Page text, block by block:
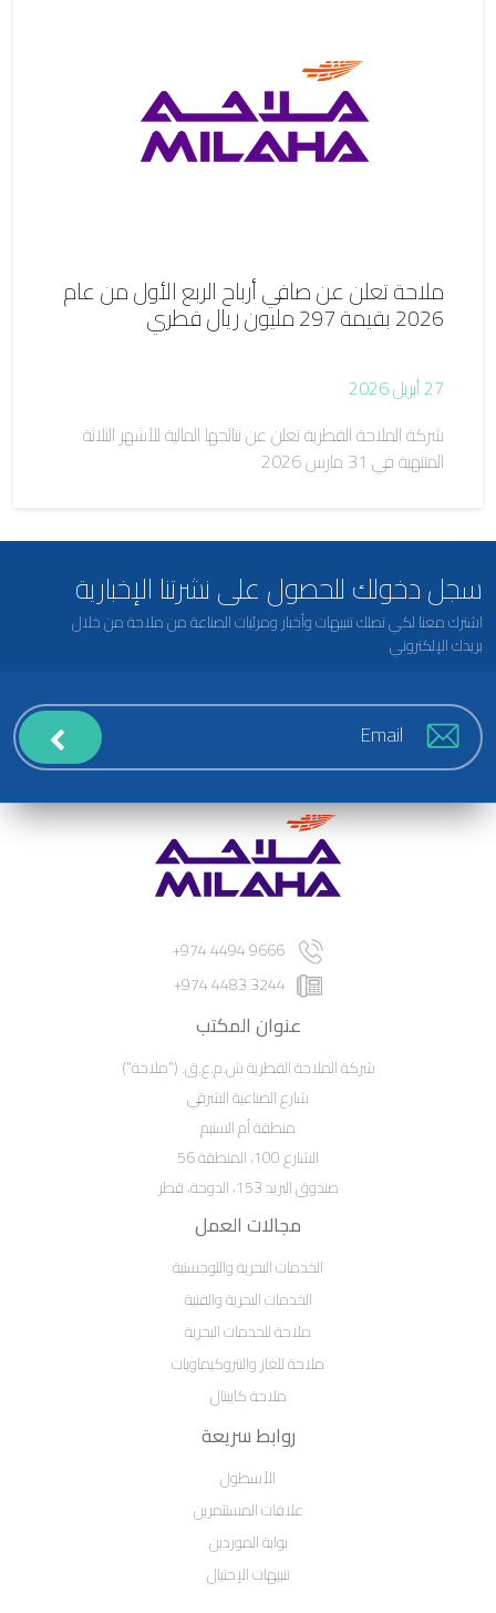
ملاحة تعلن عن صافي أرباح الربع الأول من عام
2026 بقيمة 297 مليون ريال قطري
27 أبريل 2026
شركة الملاحة القطرية تعلن عن نتائجها المالية للأشهر الثلاثة
المنتهية في 31 مارس 2026
سجل دخولك للحصول على نشرتنا الإخبارية
اشترك معنا لكي تصلك تنبيهات وأخبار ومرئيات الصناعة من ملاحة من خلال
بريدك الإلكتروني
9666 4494 974+
3244 4483 974+
عنوان المكتب
شركة الملاحة القطرية ش.م.ع.ق. ("ملاحة")
شارع الصناعية الشرقي
منطقة أم السنيم
الشارع 100، المنطقة 56
صندوق البريد 153، الدوحة، قطر
مجالات العمل
الخدمات البحرية واللوجستية
الخدمات البحرية والفنية
ملاحة للخدمات البحرية
ملاحة للغاز والبتروكيماويات
ملاحة كابيتال
روابط سريعة
الأسطول
علاقات المستثمرين
بوابة الموردين
تنبيهات الإحتيال